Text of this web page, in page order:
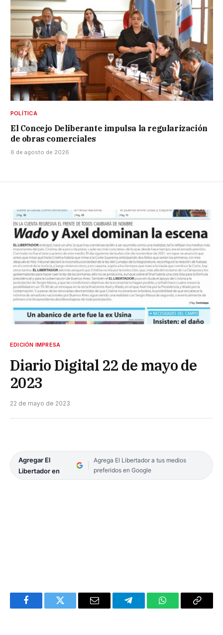
POLÍTICA
El Concejo Deliberante impulsa la regularización
de obras comerciales
6 de agosto de 2026
EDICIÓN IMPRESA
Diario Digital 22 de mayo de
2023
22 de mayo de 2023
Agregar El
Libertador en
Agrega El Libertador a tus medios
preferidos en Google
FacebookTwitter Email TelegramWhatsAppCopy